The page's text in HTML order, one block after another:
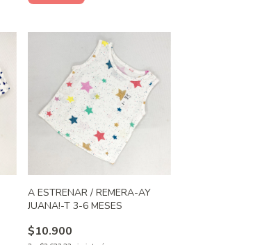
A ESTRENAR / REMERA-AY
JUANA!-T 3-6 MESES
$10.900